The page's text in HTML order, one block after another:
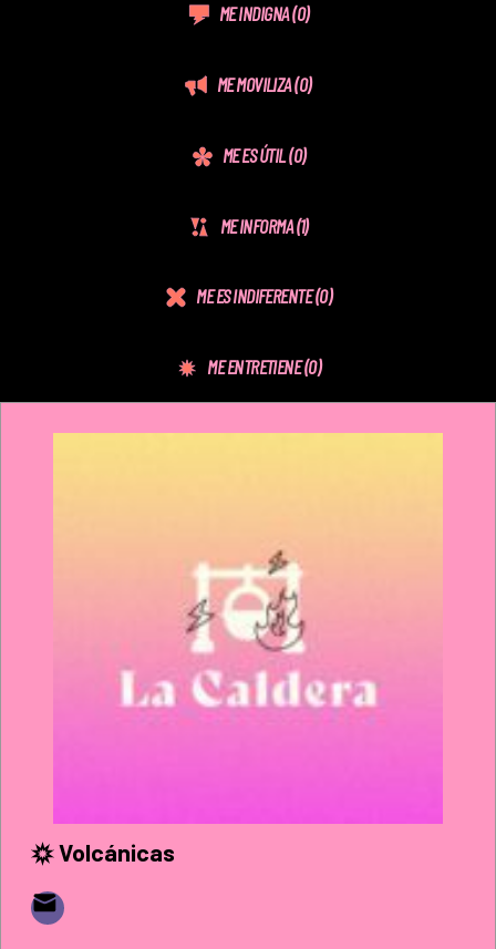
ME INDIGNA(0)
ME MOVILIZA(0)
ME ES ÚTIL(0)
ME INFORMA(1)
ME ES INDIFERENTE(0)
ME ENTRETIENE(0)
Volcánicas